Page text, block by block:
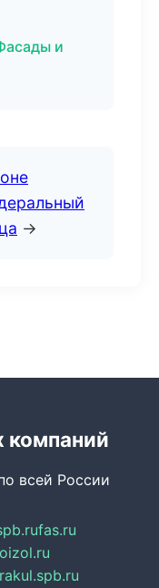
и
→
компаний
всей России
fas.ru